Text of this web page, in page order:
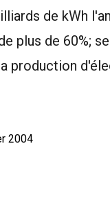
de kWh
plus de 60%;
production
2004